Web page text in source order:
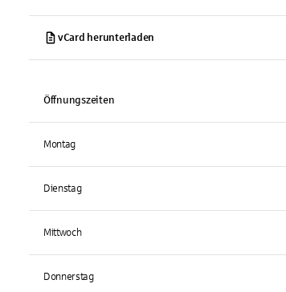
vCard herunterladen
Öffnungszeiten
Montag
Dienstag
Mittwoch
Donnerstag